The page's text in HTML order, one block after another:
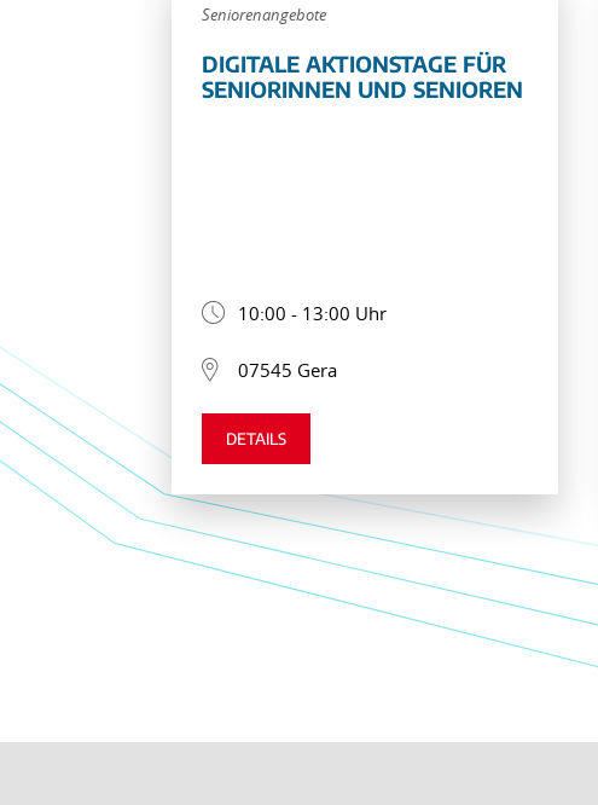
Seniorenangebote
DIGITALE AKTIONSTAGE FÜR
SENIORINNEN UND SENIOREN
10:00 - 13:00 Uhr
07545 Gera
DETAILS